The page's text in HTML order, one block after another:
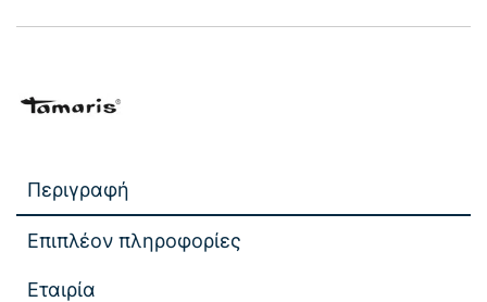
Περιγραφή
Επιπλέον πληροφορίες
Εταιρία